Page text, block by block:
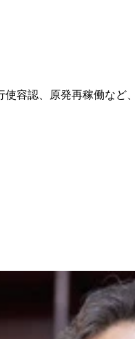
容認、原発再稼働など